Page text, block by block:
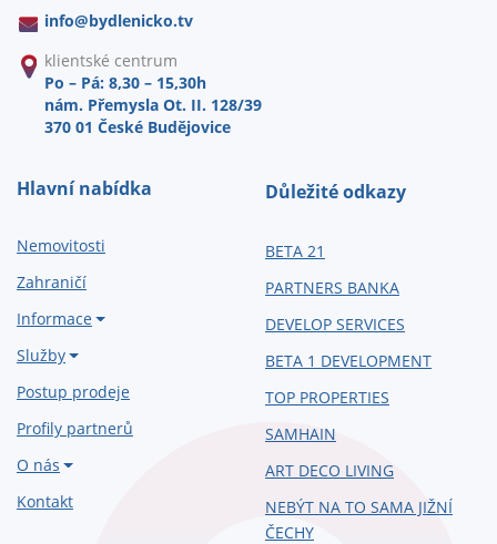
info@bydlenicko.tv
klientské centrum
Po – Pá: 8,30 – 15,30h
nám. Přemysla Ot. II. 128/39
370 01 České Budějovice
Hlavní nabídka
Nemovitosti
Zahraničí
Informace
Služby
Postup prodeje
Profily partnerů
O nás
Kontakt
Důležité odkazy
BETA 21
PARTNERS BANKA
DEVELOP SERVICES
BETA 1 DEVELOPMENT
TOP PROPERTIES
SAMHAIN
ART DECO LIVING
NEBÝT NA TO SAMA JIŽNÍ
ČECHY